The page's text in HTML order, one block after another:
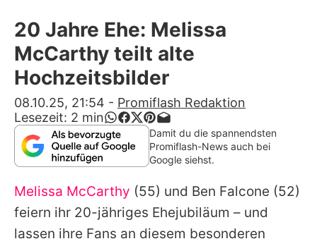
Stars
Filme & Serien
Lifestyle
Familie & Liebe
Promiflash Exklusiv
Alle Themen auf Promiflash
Jobs
20 Jahre Ehe: Melissa
McCarthy teilt alte
Hochzeitsbilder
08.10.25, 21:54 - Promiflash Redaktion
Lesezeit: 2 min
Damit du die spannendsten
Promiflash-News auch bei
Google siehst.
Melissa McCarthy (55) und Ben Falcone (52)
feiern ihr 20-jähriges Ehejubiläum – und
lassen ihre Fans an diesem besonderen